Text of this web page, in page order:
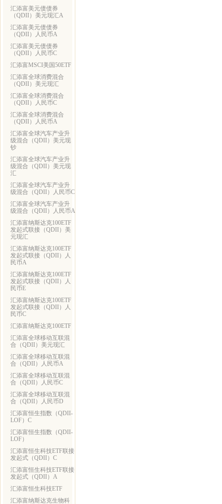
汇添富美元债债券
（QDII）美元现汇A
汇添富美元债债券
（QDII）人民币A
汇添富美元债债券
（QDII）人民币C
汇添富MSCI美国50ETF
汇添富全球消费混合
（QDII）美元现汇
汇添富全球消费混合
（QDII）人民币C
汇添富全球消费混合
（QDII）人民币A
汇添富全球汽车产业升
级混合（QDII）美元现
钞
汇添富全球汽车产业升
级混合（QDII）美元现
汇
汇添富全球汽车产业升
级混合（QDII）人民币C
汇添富全球汽车产业升
级混合（QDII）人民币A
汇添富纳斯达克100ETF
发起式联接（QDII）美
元现汇
汇添富纳斯达克100ETF
发起式联接（QDII）人
民币A
汇添富纳斯达克100ETF
发起式联接（QDII）人
民币E
汇添富纳斯达克100ETF
发起式联接（QDII）人
民币C
汇添富纳斯达克100ETF
汇添富全球移动互联混
合（QDII）美元现汇
汇添富全球移动互联混
合（QDII）人民币A
汇添富全球移动互联混
合（QDII）人民币C
汇添富全球移动互联混
合（QDII）人民币D
汇添富恒生指数（QDII-
LOF）C
汇添富恒生指数（QDII-
LOF）
汇添富恒生科技ETF联接
发起式（QDII）C
汇添富恒生科技ETF联接
发起式（QDII）A
汇添富恒生科技ETF
汇添富纳斯达克生物科